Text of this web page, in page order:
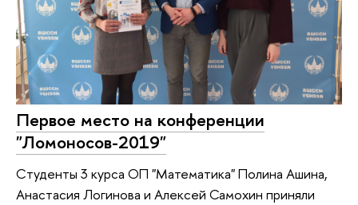
Первое место на конференции
"Ломоносов-2019"
Cтуденты 3 курса ОП "Математика" Полина Ашина,
Анастасия Логинова и Алексей Самохин приняли